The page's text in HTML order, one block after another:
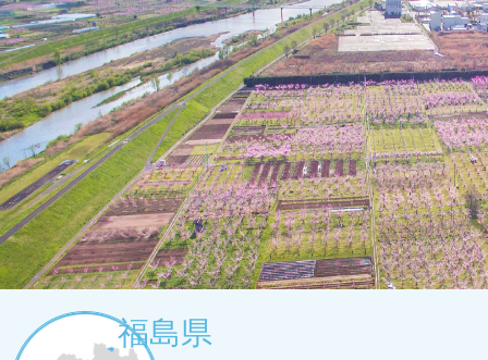
福島県